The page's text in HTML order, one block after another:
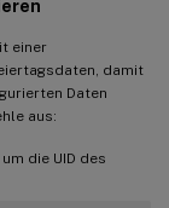
einer
damit
Daten
aus:
um die UID des